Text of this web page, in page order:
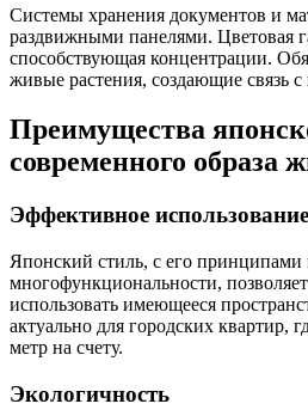
Системы хранения документов и
раздвижными панелями. Цветовая
способствующая концентрации.
живые растения, создающие связь
Преимущества
современного образа
Эффективное
Японский стиль, с его
многофункциональности,
использовать имеющееся
актуально для городских квартир,
метр на счету.
Экологичность